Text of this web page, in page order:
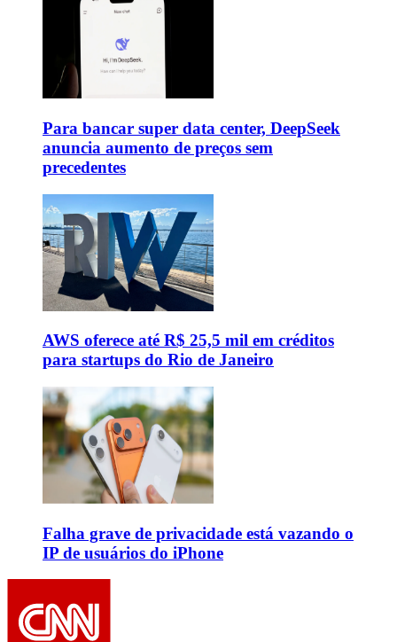
Para bancar super data center, DeepSeek
anuncia aumento de preços sem
precedentes
AWS oferece até R$ 25,5 mil em créditos
para startups do Rio de Janeiro
Falha grave de privacidade está vazando o
IP de usuários do iPhone